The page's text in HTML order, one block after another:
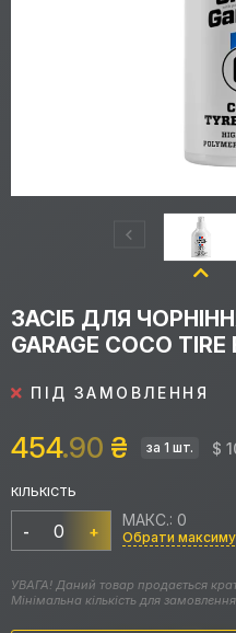
ЗАСІБ ДЛЯ
GARAGE COCO
ПІД ЗАМОВЛЕННЯ
454.90 ₴ за 1 шт. $
КІЛЬКІСТЬ
- +
МАКС.: 0
Обрати
УВАГА! Даний товар продається
Мінімальна кількість для